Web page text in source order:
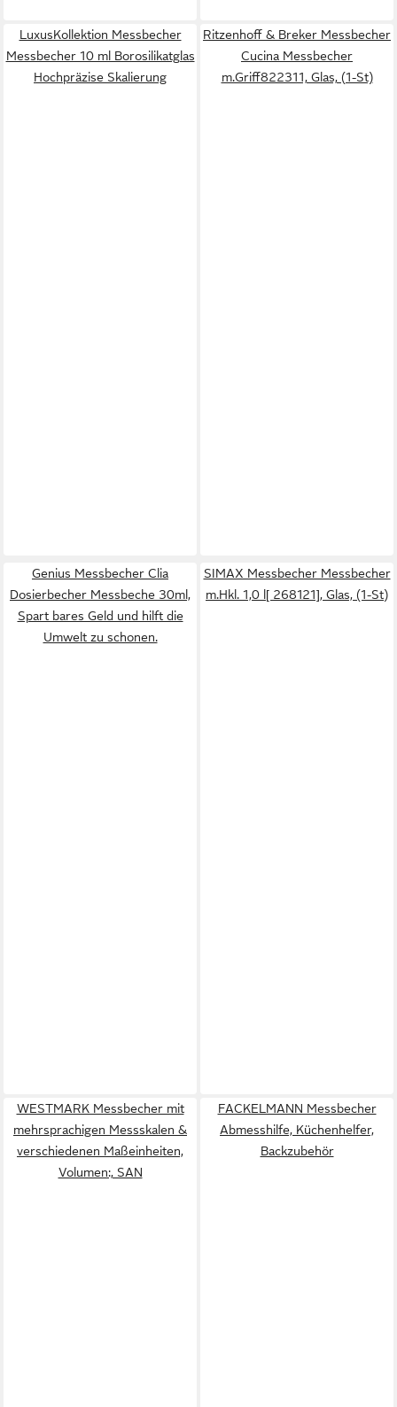
LuxusKollektion Messbecher
Messbecher 10 ml Borosilikatglas
Hochpräzise Skalierung
Ritzenhoff & Breker Messbecher
Cucina Messbecher
m.Griff822311, Glas, (1-St)
Genius Messbecher Clia
Dosierbecher Messbeche 30ml,
Spart bares Geld und hilft die
Umwelt zu schonen.
SIMAX Messbecher Messbecher
m.Hkl. 1,0 l[ 268121], Glas, (1-St)
WESTMARK Messbecher mit
mehrsprachigen Messskalen &
verschiedenen Maßeinheiten,
Volumen:, SAN
FACKELMANN Messbecher
Abmesshilfe, Küchenhelfer,
Backzubehör